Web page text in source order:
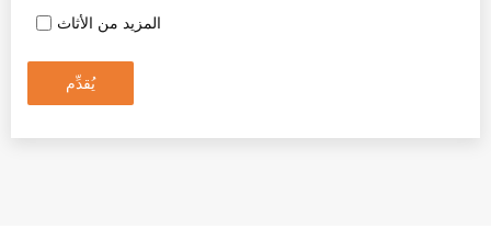
المزيد من الأثاث
يُقدِّم